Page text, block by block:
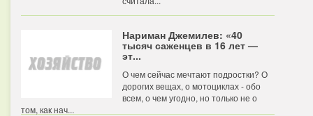
Нариман Джемилев: «40
тысяч саженцев в 16 лет —
эт...
О чем сейчас мечтают подростки? О
дорогих вещах, о мотоциклах - обо
всем, о чем угодно, но только не о
том, как нач...